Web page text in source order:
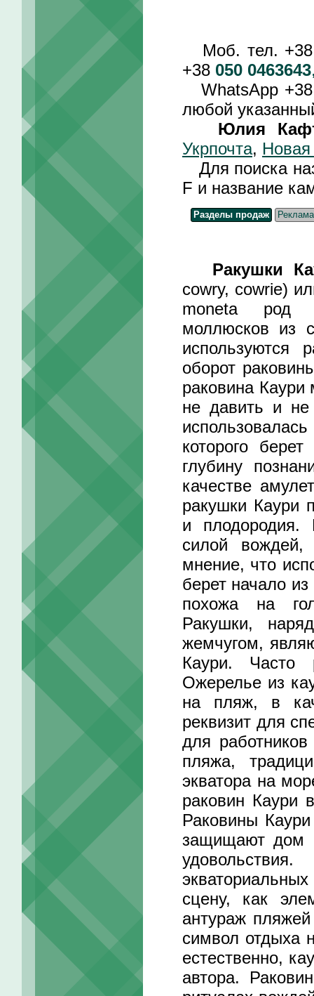
Моб. тел.
+38 050 0463643
WhatsApp
любой
Юлия
Укрпочта, Новая
Для поиска
F и название
Разделы продаж Реклама
Ракушки
cowry, cowrie)
moneta род
моллюсков из
используются
оборот
раковина Каури
не давить и не
которого
глубину
качестве
ракушки Каури
и плодородия.
силой вождей,
мнение, что
берет начало
похожа на
Ракушки,
жемчугом,
Каури. Часто
Ожерелье из
на пляж, в
реквизит для
для
пляжа,
экватора на
раковин Каури
Раковины
защищают дом
сцену, как
антураж
символ отдыха
естественно,
автора.